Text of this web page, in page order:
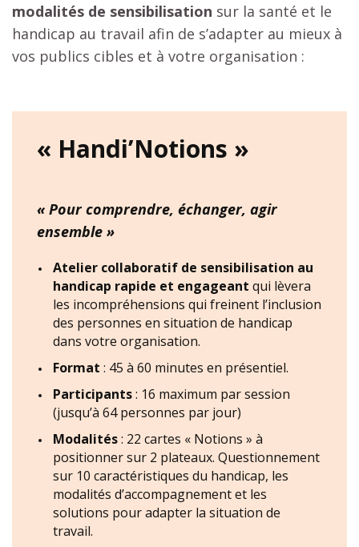
modalités de sensibilisation sur la santé et le
handicap au travail afin de s’adapter au mieux à
vos publics cibles et à votre organisation :
« Handi’Notions »
« Pour comprendre, échanger, agir
ensemble »
Atelier collaboratif de sensibilisation au
handicap rapide et engageant qui lèvera
les incompréhensions qui freinent l’inclusion
des personnes en situation de handicap
dans votre organisation.
Format : 45 à 60 minutes en présentiel.
Participants: 16 maximum par session
(jusqu’à 64 personnes par jour)
Modalités: 22 cartes « Notions » à
positionner sur 2 plateaux. Questionnement
sur 10 caractéristiques du handicap, les
modalités d’accompagnement et les
solutions pour adapter la situation de
travail.